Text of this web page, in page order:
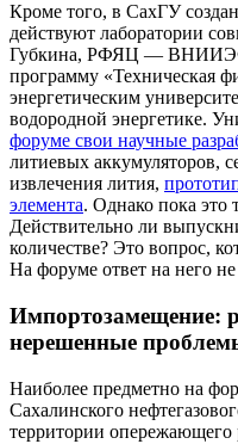
Кроме того, в СахГУ
действуют лаборатории
Губкина, РФЯЦ —
программу «Техническая
энергетическим
водородной энергетике.
форуме свои научные
литиевых аккумуляторов,
извлечения лития,
элемента. Однако пока это
Действительно ли
количестве? Это вопрос,
На форуме ответ на него не
Импортозамещение:
нерешенные
Наиболее предметно на
Сахалинского
территории опережающего